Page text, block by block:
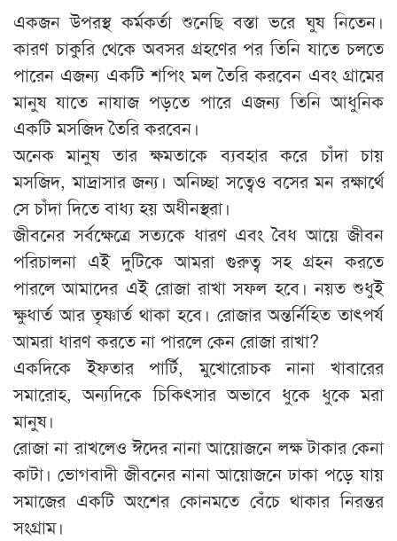
একজন উপরস্থ কর্মকর্তা শুনেছি বস্তা ভরে ঘুষ নিতেন।
কারণ চাকুরি থেকে অবসর গ্রহণের পর তিনি যাতে চলতে
পারেন এজন্য একটি শপিং মল তৈরি করবেন এবং গ্রামের
মানুষ যাতে নাযাজ পড়তে পারে এজন্য তিনি আধুনিক
একটি মসজিদ তৈরি করবেন।
অনেক মানুষ তার ক্ষমতাকে ব্যবহার করে চাঁদা চায়
মসজিদ, মাদ্রাসার জন্য। অনিচ্ছা সত্বেও বসের মন রক্ষার্থে
সে চাঁদা দিতে বাধ্য হয় অধীনস্থরা।
জীবনের সর্বক্ষেত্রে সত্যকে ধারণ এবং বৈধ আয়ে জীবন
পরিচালনা এই দুটিকে আমরা গুরুত্ব সহ গ্রহন করতে
পারলে আমাদের এই রোজা রাখা সফল হবে। নয়ত শুধুই
ক্ষুধার্ত আর তৃষ্ণার্ত থাকা হবে। রোজার অন্তর্নিহিত তাৎপর্য
আমরা ধারণ করতে না পারলে কেন রোজা রাখা?
একদিকে ইফতার পার্টি, মুখোরোচক নানা খাবারের
সমারোহ, অন্যদিকে চিকিৎসার অভাবে ধুকে ধুকে মরা
মানুষ।
রোজা না রাখলেও ঈদের নানা আয়োজনে লক্ষ টাকার কেনা
কাটা। ভোগবাদী জীবনের নানা আয়োজনে ঢাকা পড়ে যায়
সমাজের একটি অংশের কোনমতে বেঁচে থাকার নিরন্তর
সংগ্রাম।